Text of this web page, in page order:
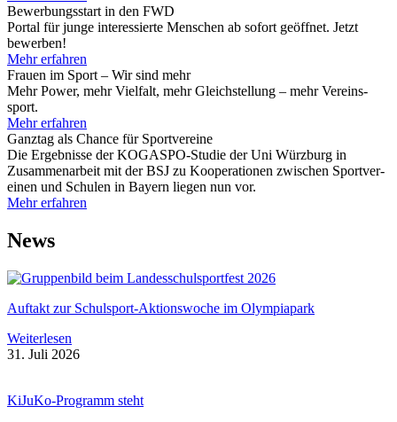
Bewer­bungs­start in den FWD
Por­tal für junge inter­es­sierte Men­schen ab sofort geöff­net. Jetzt
bewer­ben!
Mehr erfah­ren
Frauen im Sport – Wir sind mehr
Mehr Power, mehr Viel­falt, mehr Gleich­stel­lung – mehr Ver­eins­
sport.
Mehr erfah­ren
Ganz­tag als Chance für Sport­ver­eine
Die Ergeb­nisse der KOGASPO-Stu­­die der Uni Würz­burg in
Zusam­men­ar­beit mit der BSJ zu Koope­ra­tio­nen zwi­schen Sport­ver­
ei­nen und Schu­len in Bay­ern lie­gen nun vor.
Mehr erfah­ren
News
Auf­takt zur Schul­s­port-Akti­ons­­wo­che im Olym­pia­park
Wei­ter­le­sen
31. Juli 2026
KiJuKo-Pro­­gramm steht